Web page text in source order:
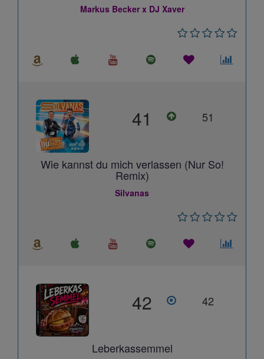
Markus Becker x DJ Xaver
41 51
Wie kannst du mich verlassen (Nur So!
Remix)
Silvanas
42 42
Leberkassemmel